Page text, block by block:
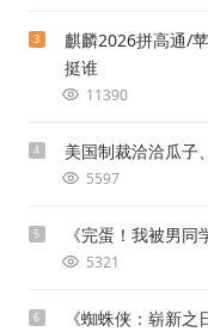
3
麒麟2026拼高通/
挺谁
11390
4 美国制裁洽洽瓜子
5597
5 《完蛋！我被男
5321
6
《蜘蛛侠：崭新